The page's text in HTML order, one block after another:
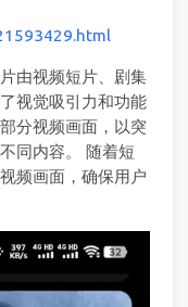
由视频短片、剧集
视觉吸引力和功能
分视频画面，以突
同内容。 随着短
频画面，确保用户